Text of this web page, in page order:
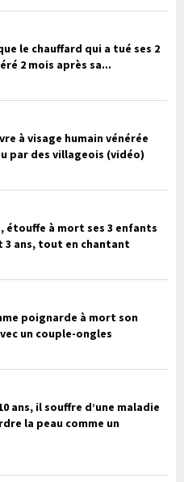
le chauffard qui a tué ses 2
2 mois après sa...
à visage humain vénérée
par des villageois (vidéo)
étouffe à mort ses 3 enfants
3 ans, tout en chantant
poignarde à mort son
un couple-ongles
ans, il souffre d’une maladie
la peau comme un